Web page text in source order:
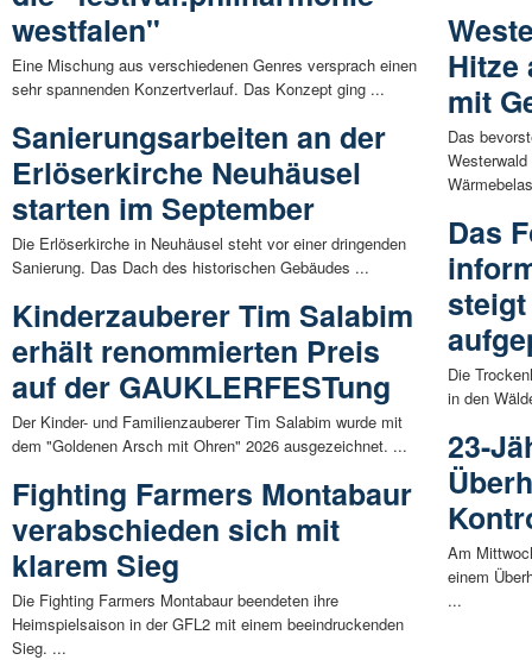
westfalen"
Eine Mischung aus verschiedenen Genres versprach einen
sehr spannenden Konzertverlauf. Das Konzept ging ...
Sanierungsarbeiten an der
Erlöserkirche Neuhäusel
starten im September
Die Erlöserkirche in Neuhäusel steht vor einer dringenden
Sanierung. Das Dach des historischen Gebäudes ...
Kinderzauberer Tim Salabim
erhält renommierten Preis
auf der GAUKLERFESTung
Der Kinder- und Familienzauberer Tim Salabim wurde mit
dem "Goldenen Arsch mit Ohren" 2026 ausgezeichnet. ...
Fighting Farmers Montabaur
verabschieden sich mit
klarem Sieg
Die Fighting Farmers Montabaur beendeten ihre
Heimspielsaison in der GFL2 mit einem beeindruckenden
Sieg. ...
Hitze
mit
Das
Das
Die
in den
23-
Am
einem
...